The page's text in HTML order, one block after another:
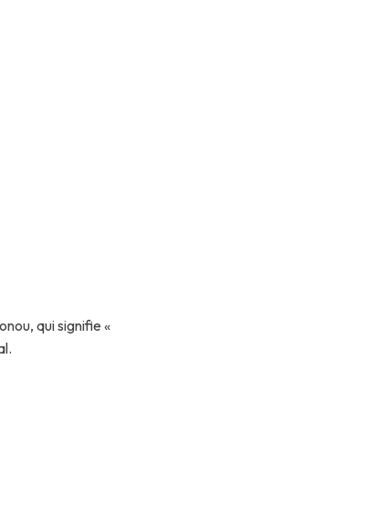
qui signifie «